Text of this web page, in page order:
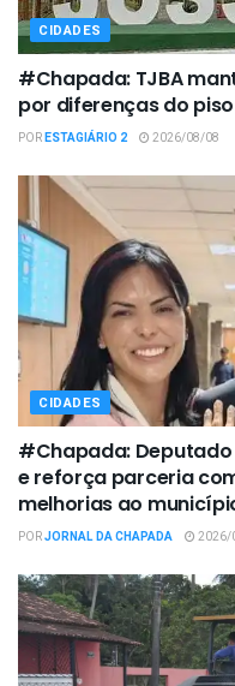
CIDADES
#Chapada: TJBA
por diferenças do
PORESTAGIÁRIO 2 2026/08/08
CIDADES
#Chapada:
e reforça parceria
melhorias ao
PORJORNAL DA CHAPADA 2026/